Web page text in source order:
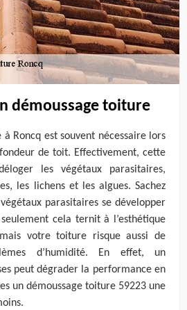
démoussage toiture
Roncq est souvent nécessaire lors
de toit. Effectivement, cette
les végétaux parasitaires,
les lichens et les algues. Sachez
parasitaires se développer
cela ternit à l’esthétique
votre toiture risque aussi de
d’humidité. En effet, un
peut dégrader la performance en
un démoussage toiture 59223 une